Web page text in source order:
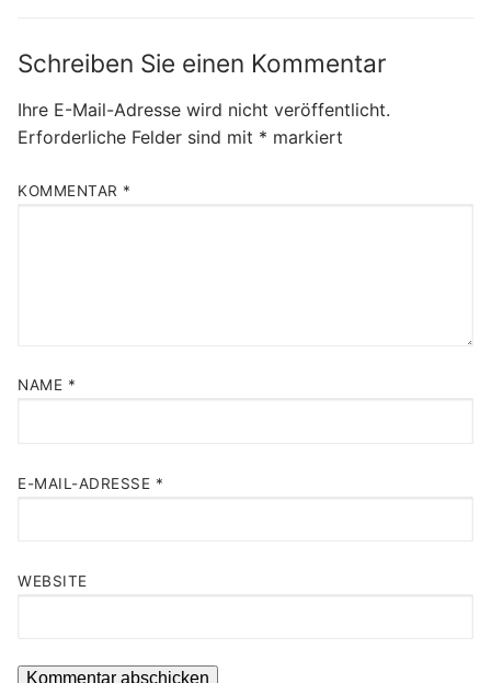
Schreiben Sie einen Kommentar
Ihre E-Mail-Adresse wird nicht veröffentlicht.
Erforderliche Felder sind mit * markiert
KOMMENTAR *
NAME *
E-MAIL-ADRESSE *
WEBSITE